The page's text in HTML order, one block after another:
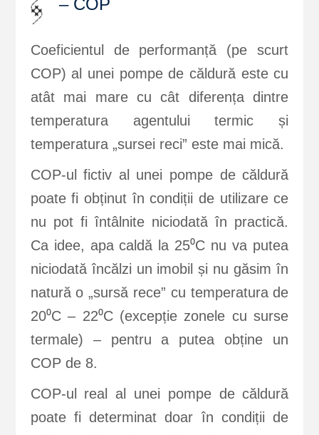
– COP
Coeficientul de performanță (pe scurt
COP) al unei pompe de căldură este cu
atât mai mare cu cât diferența dintre
temperatura agentului termic și
temperatura „sursei reci” este mai mică.
COP-ul fictiv al unei pompe de căldură
poate fi obținut în condiții de utilizare ce
nu pot fi întâlnite niciodată în practică.
Ca idee, apa caldă la 25⁰C nu va putea
niciodată încălzi un imobil și nu găsim în
natură o „sursă rece” cu temperatura de
20⁰C – 22⁰C (excepție zonele cu surse
termale) – pentru a putea obține un
COP de 8.
COP-ul real al unei pompe de căldură
poate fi determinat doar în condiții de